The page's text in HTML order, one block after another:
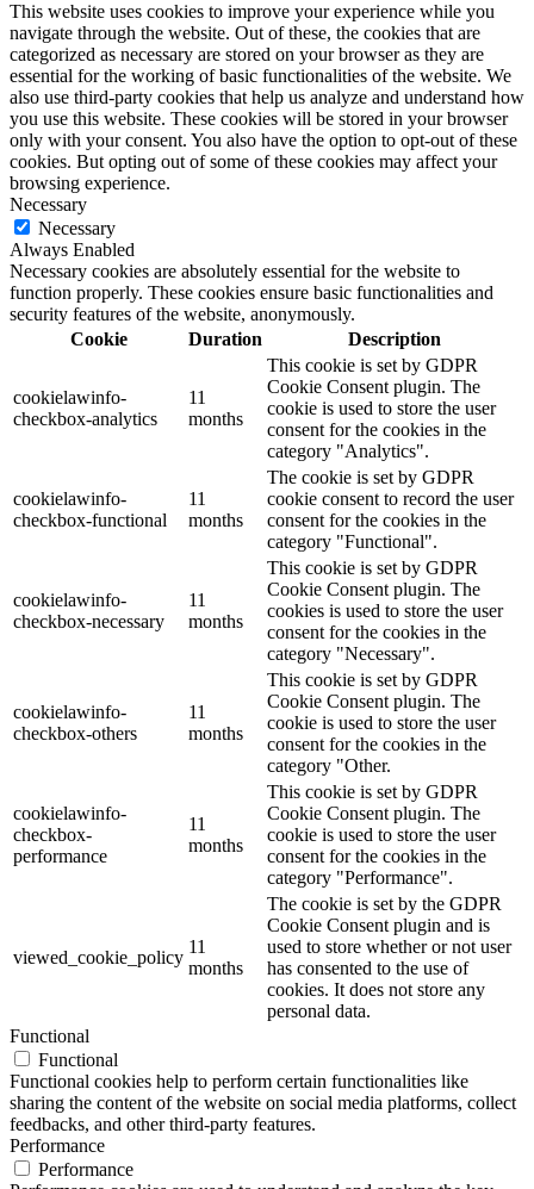
This website uses cookies to improve your experience while you
navigate through the website. Out of these, the cookies that are
categorized as necessary are stored on your browser as they are
essential for the working of basic functionalities of the website. We
also use third-party cookies that help us analyze and understand how
you use this website. These cookies will be stored in your browser
only with your consent. You also have the option to opt-out of these
cookies. But opting out of some of these cookies may affect your
browsing experience.
Necessary
Necessary
Always Enabled
Necessary cookies are absolutely essential for the website to
function properly. These cookies ensure basic functionalities and
security features of the website, anonymously.
Cookie
Duration Description
cookielawinfo-
checkbox-analytics
11
months
This cookie is set by GDPR
Cookie Consent plugin. The
cookie is used to store the user
consent for the cookies in the
category "Analytics".
cookielawinfo-
checkbox-functional
11
months
The cookie is set by GDPR
cookie consent to record the user
consent for the cookies in the
category "Functional".
cookielawinfo-
checkbox-necessary
11
months
This cookie is set by GDPR
Cookie Consent plugin. The
cookies is used to store the user
consent for the cookies in the
category "Necessary".
cookielawinfo-
checkbox-others
11
months
This cookie is set by GDPR
Cookie Consent plugin. The
cookie is used to store the user
consent for the cookies in the
category "Other.
cookielawinfo-
checkbox-
performance
11
months
This cookie is set by GDPR
Cookie Consent plugin. The
cookie is used to store the user
consent for the cookies in the
category "Performance".
viewed_cookie_policy
11
months
The cookie is set by the GDPR
Cookie Consent plugin and is
used to store whether or not user
has consented to the use of
cookies. It does not store any
personal data.
Functional
Functional
Functional cookies help to perform certain functionalities like
sharing the content of the website on social media platforms, collect
feedbacks, and other third-party features.
Performance
Performance